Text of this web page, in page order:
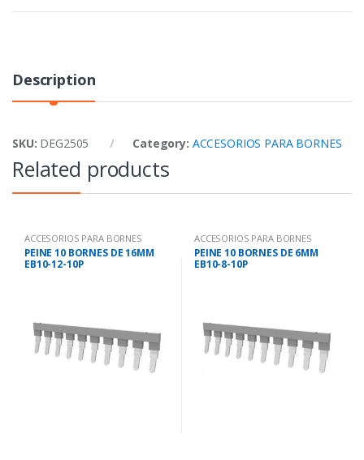
Description
SKU: DEG2505 Category: ACCESORIOS PARA BORNES
Related products
ACCESORIOS PARA BORNES
PEINE 10 BORNES DE 16MM
EB10-12-10P
ACCESORIOS PARA BORNES
PEINE 10 BORNES DE 6MM
EB10-8-10P